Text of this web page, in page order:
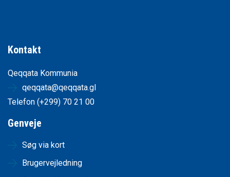
Kontakt
Qeqqata Kommunia
qeqqata@qeqqata.gl
Telefon (+299) 70 21 00
Genveje
Søg via kort
Brugervejledning